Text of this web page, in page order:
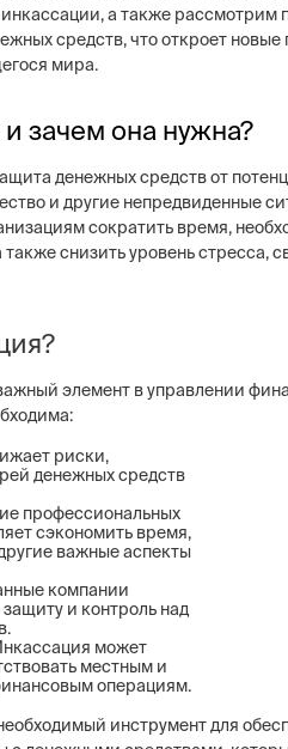
Постовая охрана
инкассации, а также рассмотрим
средств, что откроет новые
мира.
зачем она нужна?
денежных средств от
и другие непредвиденные
сократить время,
снизить уровень стресса,
элемент в управлении
риски,
денежных средств
профессиональных
сэкономить время,
важные аспекты
компании
и контроль над
может
местным и
операциям.
инструмент для